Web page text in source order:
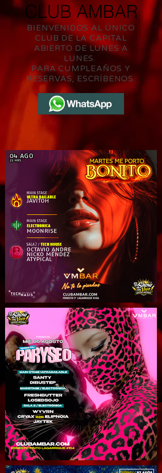
CLUB AMBAR
BIENVENIDOS AL ÚNICO
CLUB DE LA CAPITAL
ABIERTO DE LUNES A
LUNES.
PARA CUMPLEAÑOS Y
RESERVAS, ESCRÍBENOS.